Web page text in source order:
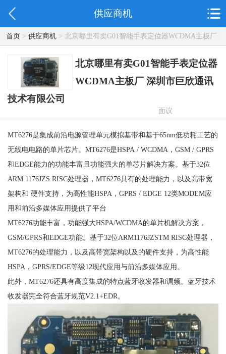
供应商机
首页> 供应商机> 北京哪里有卖G01智能手表定位器WCDMA主板厂
深圳市巨欣通讯技术有限公司
北京哪里有卖G01智能手表定位器
WCDMA主板厂 深圳市巨欣通讯
技术有限公司
面议
MT6276是集成前沿电源管理单元模拟基带和基于65nm低功耗工艺的
无线电电路的单片芯片。MT6276是HSPA / WCDMA，GSM / GPRS
和EDGE能力的功能丰富且功能强大的单芯片解决方案。基于32位
ARM 1176JZS RISC处理器，MT6276具有的处理能力，以及高带宽
架构和 硬件支持，为高性能HSPA，GPRS / EDGE 12类MODEM应
用和前沿多媒体应用提供了平台
MT6276功能丰富，功能强大HSPA/WCDMA的单片机解决方案，
GSM/GPRS和EDGE功能。基于32位ARM1176JZSTM RISC处理器，
MT6276的处理能力，以及高带宽架构以及的硬件支持，为高性能
HSPA，GPRS/EDGE等级12现代应用与前沿多媒体应用。
此外，MT6276还具有高度集成的特点蓝牙收发器和调频。蓝牙技术
收发器完全符合蓝牙规范V2.1+EDR。